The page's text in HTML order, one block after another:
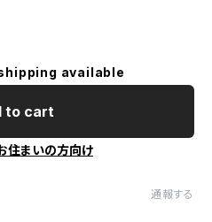
available
to cart
住まいの方向け
通報する